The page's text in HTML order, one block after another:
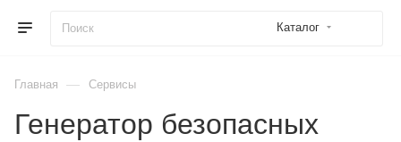
Каталог
Главная — Сервисы
Генератор безопасных